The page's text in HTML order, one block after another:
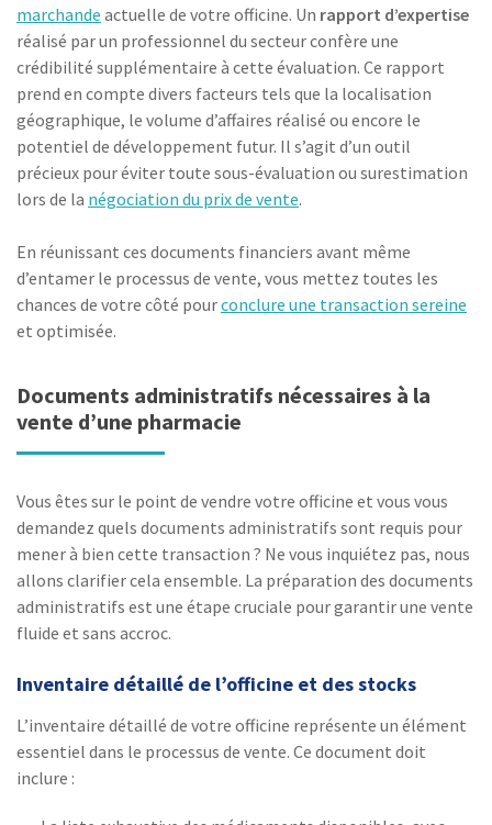
marchande actuelle de votre officine. Un rapport d’expertise
réalisé par un professionnel du secteur confère une
crédibilité supplémentaire à cette évaluation. Ce rapport
prend en compte divers facteurs tels que la localisation
géographique, le volume d’affaires réalisé ou encore le
potentiel de développement futur. Il s’agit d’un outil
précieux pour éviter toute sous-évaluation ou surestimation
lors de la négociation du prix de vente.
En réunissant ces documents financiers avant même
d’entamer le processus de vente, vous mettez toutes les
chances de votre côté pourconclure une transaction sereine
et optimisée.
Documents administratifs nécessaires à la
vente d’une pharmacie
Vous êtes sur le point de vendre votre officine et vous vous
demandez quels documents administratifs sont requis pour
mener à bien cette transaction ? Ne vous inquiétez pas, nous
allons clarifier cela ensemble. La préparation des documents
administratifs est une étape cruciale pour garantir une vente
fluide et sans accroc.
Inventaire détaillé de l’officine et des stocks
L’inventaire détaillé de votre officine représente un élément
essentiel dans le processus de vente. Ce document doit
inclure :